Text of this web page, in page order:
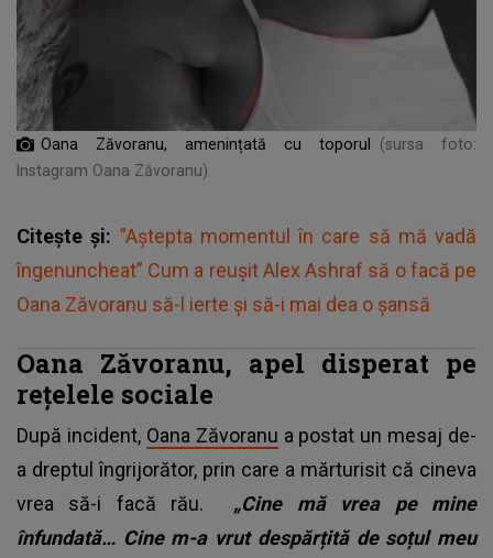
Oana Zăvoranu, amenințată cu toporul
(sursa foto:
Instagram Oana Zăvoranu)
Citește și: ”Aștepta momentul în care să mă vadă
îngenuncheat” Cum a reușit Alex Ashraf să o facă pe
Oana Zăvoranu să-l ierte și să-i mai dea o șansă
Oana Zăvoranu, apel disperat pe
rețelele sociale
După incident, Oana Zăvoranu a postat un mesaj de-
a dreptul îngrijorător, prin care a mărturisit că cineva
vrea să-i facă rău. „Cine mă vrea pe mine
înfundată… Cine m-a vrut despărțită de soțul meu